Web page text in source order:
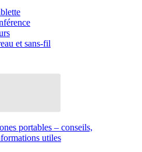
et sans-fil
portables – conseils,
utiles